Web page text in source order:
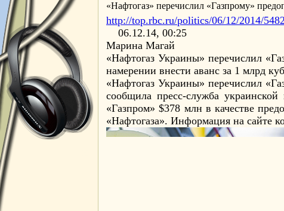
«Нафтогаз» перечислил «Газпрому»
http://top.rbc.ru/politics/06/12/2014/
06.12.14, 00:25
Марина Магай
«Нафтогаз Украины» перечислил
намерении внести аванс за 1 млрд
«Нафтогаз Украины» перечислил
сообщила пресс-служба
«Газпром» $378 млн в качестве
«Нафтогаза». Информация на сайте